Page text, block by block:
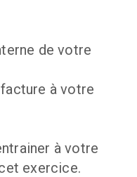
de votre
à votre
à votre
exercice.